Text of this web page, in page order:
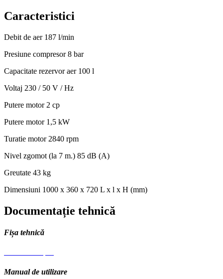
Caracteristici
Debit de aer 187 l/min
Presiune compresor8 bar
Capacitate rezervor aer 100 l
Voltaj 230 / 50 V / Hz
Putere motor 2 cp
Putere motor 1,5 kW
Turatie motor 2840 rpm
Nivel zgomot (la 7 m.) 85 dB (A)
Greutate 43 kg
Dimensiuni 1000 x 360 x 720 L x l x H (mm)
Documentație tehnică
Fișa tehnică
Manual de utilizare